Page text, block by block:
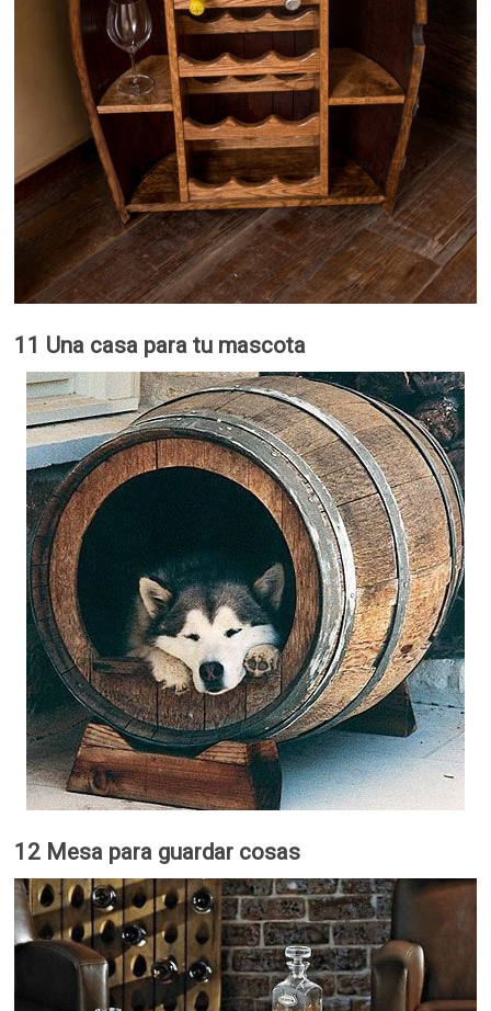
11 Una casa para tu mascota
12 Mesa para guardar cosas